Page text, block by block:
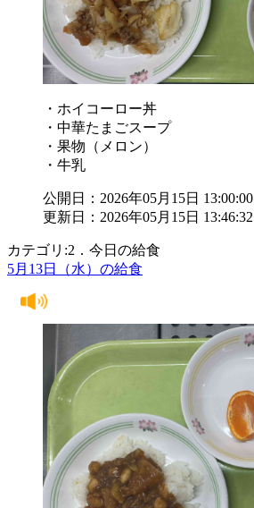
・ホイコーロー丼
・中華たまごスープ
・果物（メロン）
・牛乳
公開日：2026年05月15日 13:00:00
更新日：2026年05月15日 13:46:32
カテゴリ:2．今日の給食
5月13日（水）の給食